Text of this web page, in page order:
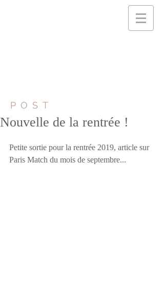
POST
Nouvelle de la rentrée !
Petite sortie pour la rentrée 2019, article sur
Paris Match du mois de septembre...